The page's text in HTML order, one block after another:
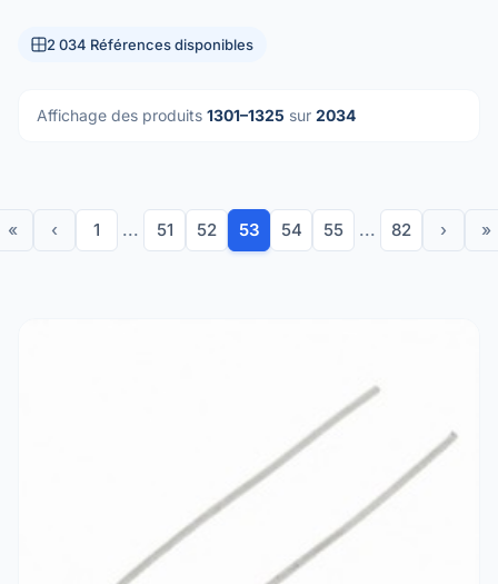
2 034 Références disponibles
Affichage des produits 1301–1325 sur 2034
« ‹ 1 ... 51 52 53 54 55 ... 82 › »